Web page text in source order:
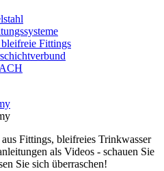
Fittings
Fittings, bleifreies Trinkwasser
als Videos - schauen Sie
Sie sich überraschen!